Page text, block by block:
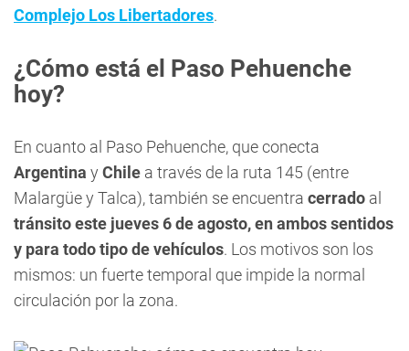
Complejo Los Libertadores.
¿Cómo está el Paso Pehuenche
hoy?
En cuanto al Paso Pehuenche, que conecta
Argentina y Chile a través de la ruta 145 (entre
Malargüe y Talca), también se encuentra cerrado al
tránsito este jueves 6 de agosto, en ambos sentidos
y para todo tipo de vehículos. Los motivos son los
mismos: un fuerte temporal que impide la normal
circulación por la zona.